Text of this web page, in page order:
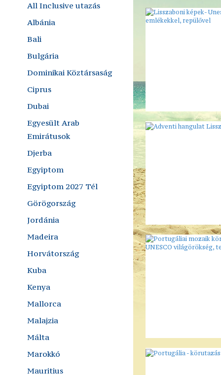
All Inclusive utazás
Albánia
Bali
Bulgária
Dominikai Köztársaság
Ciprus
Dubai
Egyesült Arab
Emirátusok
Djerba
Egyiptom
Egyiptom 2027 Tél
Görögország
Jordánia
Madeira
Horvátország
Kuba
Kenya
Mallorca
Malajzia
Málta
Marokkó
Mauritius